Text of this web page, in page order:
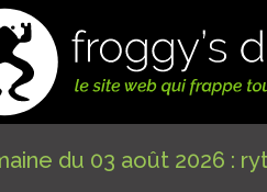
du 03 août 2026 :